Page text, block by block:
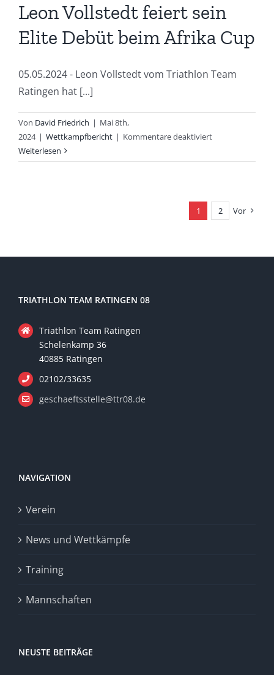
Leon Vollstedt feiert sein
Elite Debüt beim Afrika Cup
05.05.2024 - Leon Vollstedt vom Triathlon Team
Ratingen hat [...]
Von David Friedrich | Mai 8th,
2024 | Wettkampfbericht | Kommentare deaktiviertfür
Vollstedt
Elite
Debüt
Weiterlesen
1 2 Vor
TRIATHLON TEAM RATINGEN 08
Triathlon Team Ratingen
Schelenkamp 36
40885 Ratingen
02102/33635
geschaeftsstelle@ttr08.de
NAVIGATION
Verein
News und Wettkämpfe
Training
Mannschaften
NEUSTE BEITRÄGE